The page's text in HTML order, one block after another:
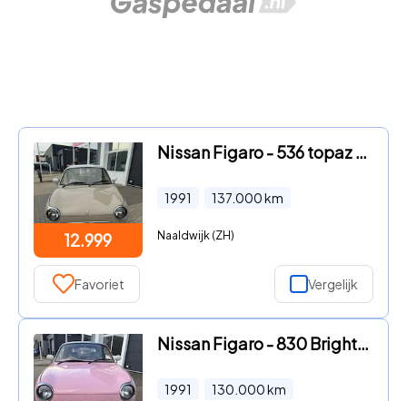
12.999
Nissan Figaro - 536 topaz mist, automaat, airco, turbo
1991 137.000km
Naaldwijk (ZH)
Favoriet Vergelijk
Nissan Figaro - 830 Bright Pink, automaat, airco, turbo
1991 130.000km